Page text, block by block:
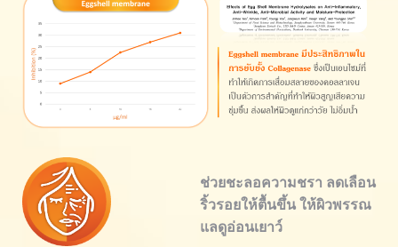
ช่วยชะลอความชรา ลดเลือน
ริ้วรอยให้ตื้นขึ้น ให้ผิวพรรณ
แลดูอ่อนเยาว์